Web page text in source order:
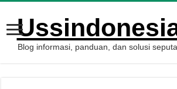
Blog informasi, panduan, dan solusi